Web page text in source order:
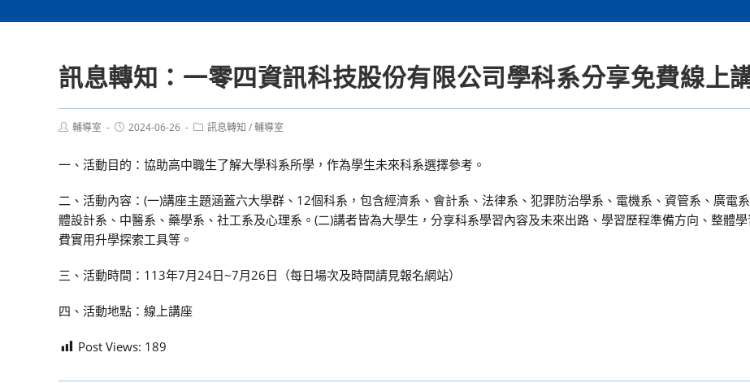
訊息轉知：一零四資訊科技股份有限公司學科系分享免費線上
Post輔導室
Post2024-06-26
Post訊息轉知 /輔導室
一、活動目的：協助高中職生了解大學科系所學，作為學生未來科系選擇參考。
二、活動內容：(一)講座主題涵蓋六大學群、12個科系，包含經濟系、會計系、法律系、犯罪防治學系、電機系、資管系、廣電
體設計系、中醫系、藥學系、社工系及心理系。(二)講者皆為大學生，分享科系學習內容及未來出路、學習歷程準備方向、整體
費實用升學探索工具等。
三、活動時間：113年7月24日~7月26日（每日場次及時間請見報名網站）
四、活動地點：線上講座
Post Views: 189